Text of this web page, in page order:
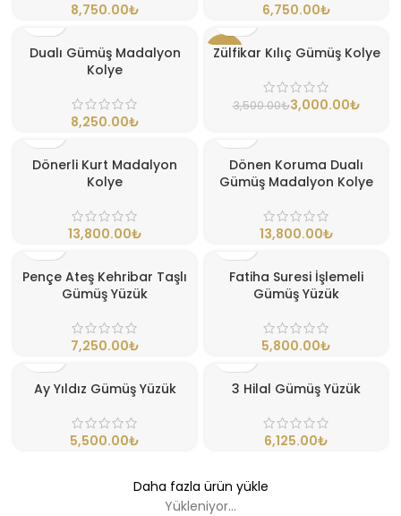
₺ ₺
Dualı Gümüş Madalyon
Kolye
₺
- 14%
Zülfikar Kılıç Gümüş Kolye
3,500.00₺3,000.00₺
Dönerli Kurt Madalyon
Kolye
₺
Dönen Koruma Dualı
Gümüş Madalyon Kolye
₺
Pençe Ateş Kehribar Taşlı
Gümüş Yüzük
₺
Fatiha Suresi İşlemeli
Gümüş Yüzük
₺
Ay Yıldız Gümüş Yüzük
₺
3 Hilal Gümüş Yüzük
₺
Daha fazla ürün yükle
Yükleniyor...